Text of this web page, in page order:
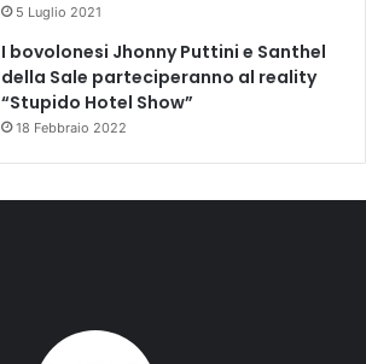
5 Luglio 2021
I bovolonesi Jhonny Puttini e Santhel
della Sale parteciperanno al reality
“Stupido Hotel Show”
18 Febbraio 2022